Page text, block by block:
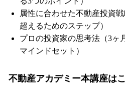
属性に合わせた不動産投資
超えるためのステップ）
プロの投資家の思考法（3ヶ
マインドセット）
不動産アカデミー本講座は